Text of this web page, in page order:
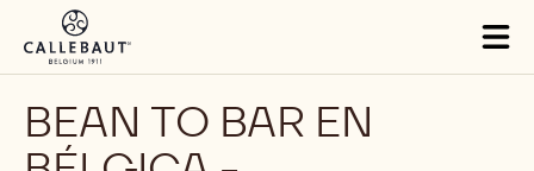
Skip to main content
BEAN TO BAR EN